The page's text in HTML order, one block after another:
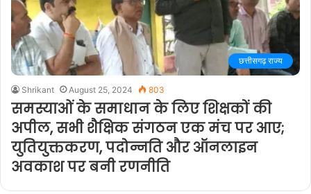
छत्तीसगढ़ राज्य
Shrikant August 25, 2024 803
समस्याओं के समाधान के लिए शिक्षकों की
अपील, सभी शैक्षिक संगठन एक मंच पर आए;
युतियुक्तकरण, पदोन्नति और ऑनलाइन
अवकाश पर बनी रणनीति